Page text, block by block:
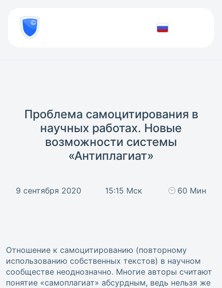
800
777-
81-Проверить
Проблема самоцитирования в
научных работах. Новые
возможности системы
«Антиплагиат»
9 сентября 2020 15:15 Мск 60 Мин
Отношение к самоцитированию (повторному
использованию собственных текстов) в научном
сообществе неоднозначно. Многие авторы считают
понятие «самоплагиат» абсурдным, ведь нельзя же